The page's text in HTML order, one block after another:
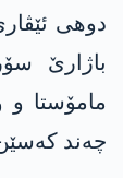
مامۆستا
چەند